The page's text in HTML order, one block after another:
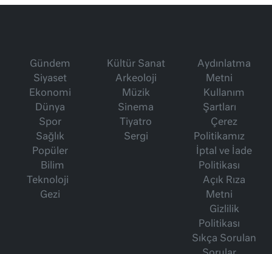
Gündem
Siyaset
Ekonomi
Dünya
Spor
Sağlık
Popüler
Bilim
Teknoloji
Gezi
Kültür Sanat
Arkeoloji
Müzik
Sinema
Tiyatro
Sergi
Aydınlatma
Metni
Kullanım
Şartları
Çerez
Politikamız
İptal ve İade
Politikası
Açık Rıza
Metni
Gizlilik
Politikası
Sıkça Sorulan